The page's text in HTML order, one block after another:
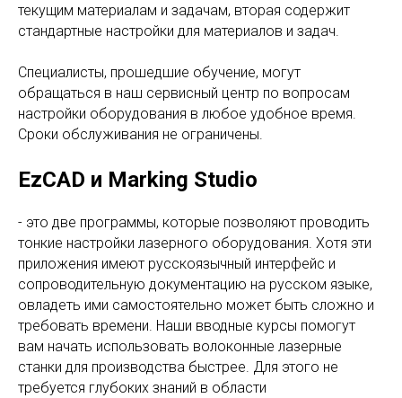
текущим материалам и задачам, вторая содержит
стандартные настройки для материалов и задач.
Специалисты, прошедшие обучение, могут
обращаться в наш сервисный центр по вопросам
настройки оборудования в любое удобное время.
Сроки обслуживания не ограничены.
EzCAD и Marking Studio
- это две программы, которые позволяют проводить
тонкие настройки лазерного оборудования. Хотя эти
приложения имеют русскоязычный интерфейс и
сопроводительную документацию на русском языке,
овладеть ими самостоятельно может быть сложно и
требовать времени. Наши вводные курсы помогут
вам начать использовать волоконные лазерные
станки для производства быстрее. Для этого не
требуется глубоких знаний в области